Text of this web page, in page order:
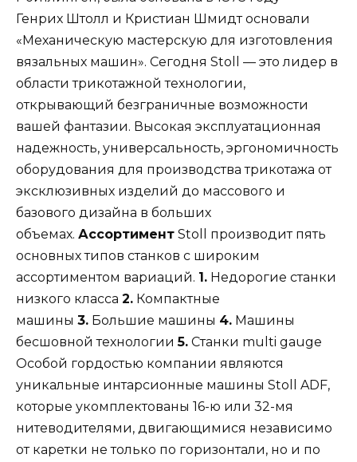
Генрих Штолл и Кристиан Шмидт основали
«Механическую мастерскую для изготовления
вязальных машин». Сегодня Stoll — это лидер в
области трикотажной технологии,
открывающий безграничные возможности
вашей фантазии. Высокая эксплуатационная
надежность, универсальность, эргономичность
оборудования для производства трикотажа от
эксклюзивных изделий до массового и
базового дизайна в больших
объемах. Ассортимент Stoll производит пять
основных типов станков с широким
ассортиментом вариаций. 1. Недорогие станки
низкого класса 2. Компактные
машины 3. Большие машины 4. Машины
бесшовной технологии5. Станки multi gauge
Особой гордостью компании являются
уникальные интарсионные машины Stoll ADF,
которые укомплектованы 16-ю или 32-мя
нитеводителями, двигающимися независимо
от каретки не только по горизонтали, но и по